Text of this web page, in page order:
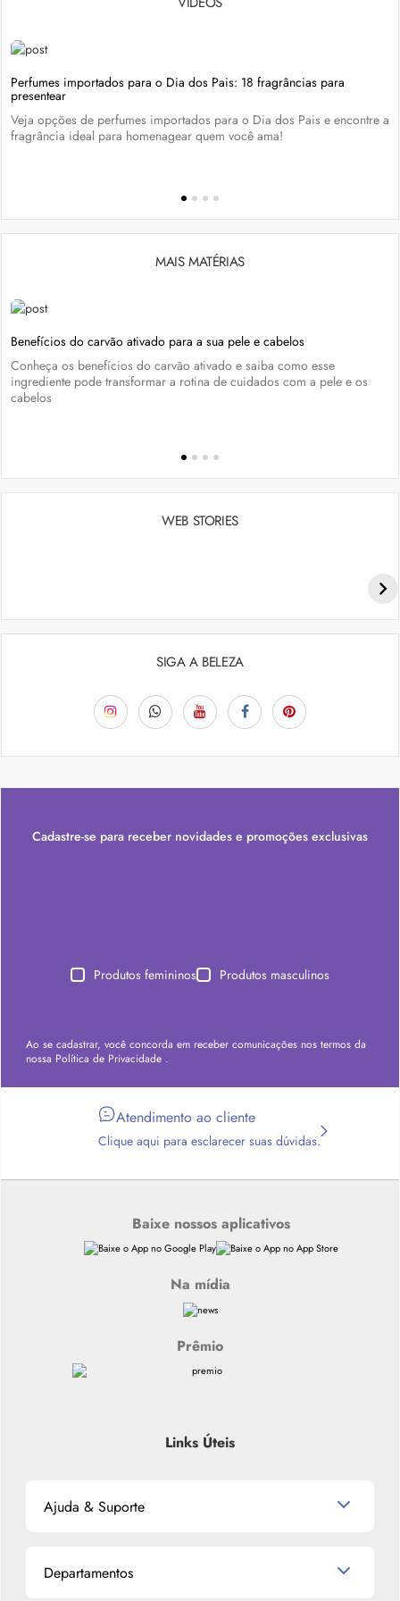
Perfumes importados para o Dia dos Pais: 18 fragrâncias para
presentear
Veja opções de perfumes importados para o Dia dos Pais e encontre a
fragrância ideal para homenagear quem você ama!
MAIS MATÉRIAS
Benefícios do carvão ativado para a sua pele e cabelos
Conheça os benefícios do carvão ativado e saiba como esse
ingrediente pode transformar a rotina de cuidados com a pele e os
cabelos
WEB STORIES
SIGA A BELEZA
Cadastre-se para receber novidades e promoções exclusivas
Produtos femininos Produtos masculinos
Ao se cadastrar, você concorda em receber comunicações nos termos da
nossa Política de Privacidade .
Atendimento ao cliente
Clique aqui para esclarecer suas dúvidas.
Baixe nossos aplicativos
Na mídia
Prêmio
Links Úteis
Ajuda & Suporte
Política de Devolução
Departamentos